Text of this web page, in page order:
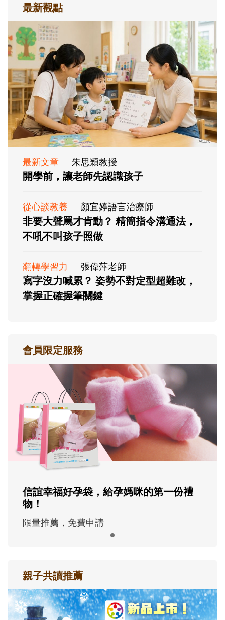
最新觀點
最新文章 朱思穎教授
開學前，讓老師先認識孩子
從心談教養 顏宜婷語言治療師
非要大聲罵才肯動？ 精簡指令溝通法，
不吼不叫孩子照做
翻轉學習力 張偉萍老師
寫字沒力喊累？ 姿勢不對定型超難改，
掌握正確握筆關鍵
會員限定服務
信誼幸福好孕袋，給孕媽咪的第一份禮
物！
限量推薦，免費申請
親子共讀推薦